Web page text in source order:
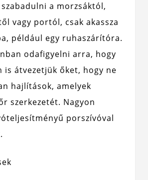
a morzsáktól,
vagy portól, csak akassza
például egy ruhaszárítóra.
odafigyelni arra, hogy
is átvezetjük őket, hogy ne
hajlítások, amelyek
szerkezetét. Nagyon
porszívóval